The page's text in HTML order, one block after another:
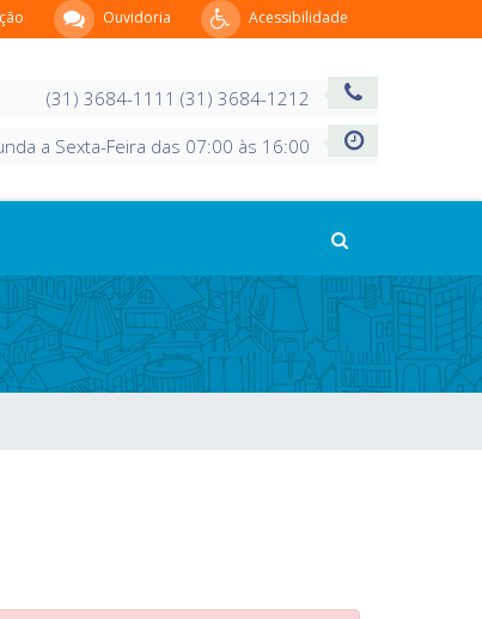
Acessibilidade
Ouvidoria
(31) 3684-1111 (31) 3684-1212
a Sexta-Feira das 07:00 às 16:00